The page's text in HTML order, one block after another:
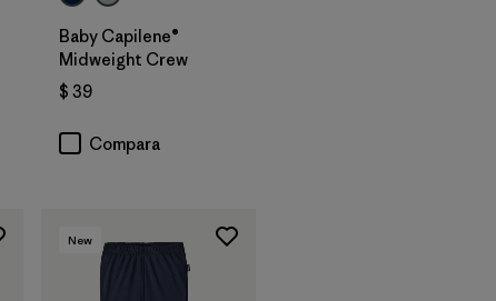
Baby Capilene®
Midweight Crew
$ 39
Compara
New